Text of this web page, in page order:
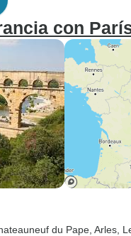
con
du Pape , Arles ,